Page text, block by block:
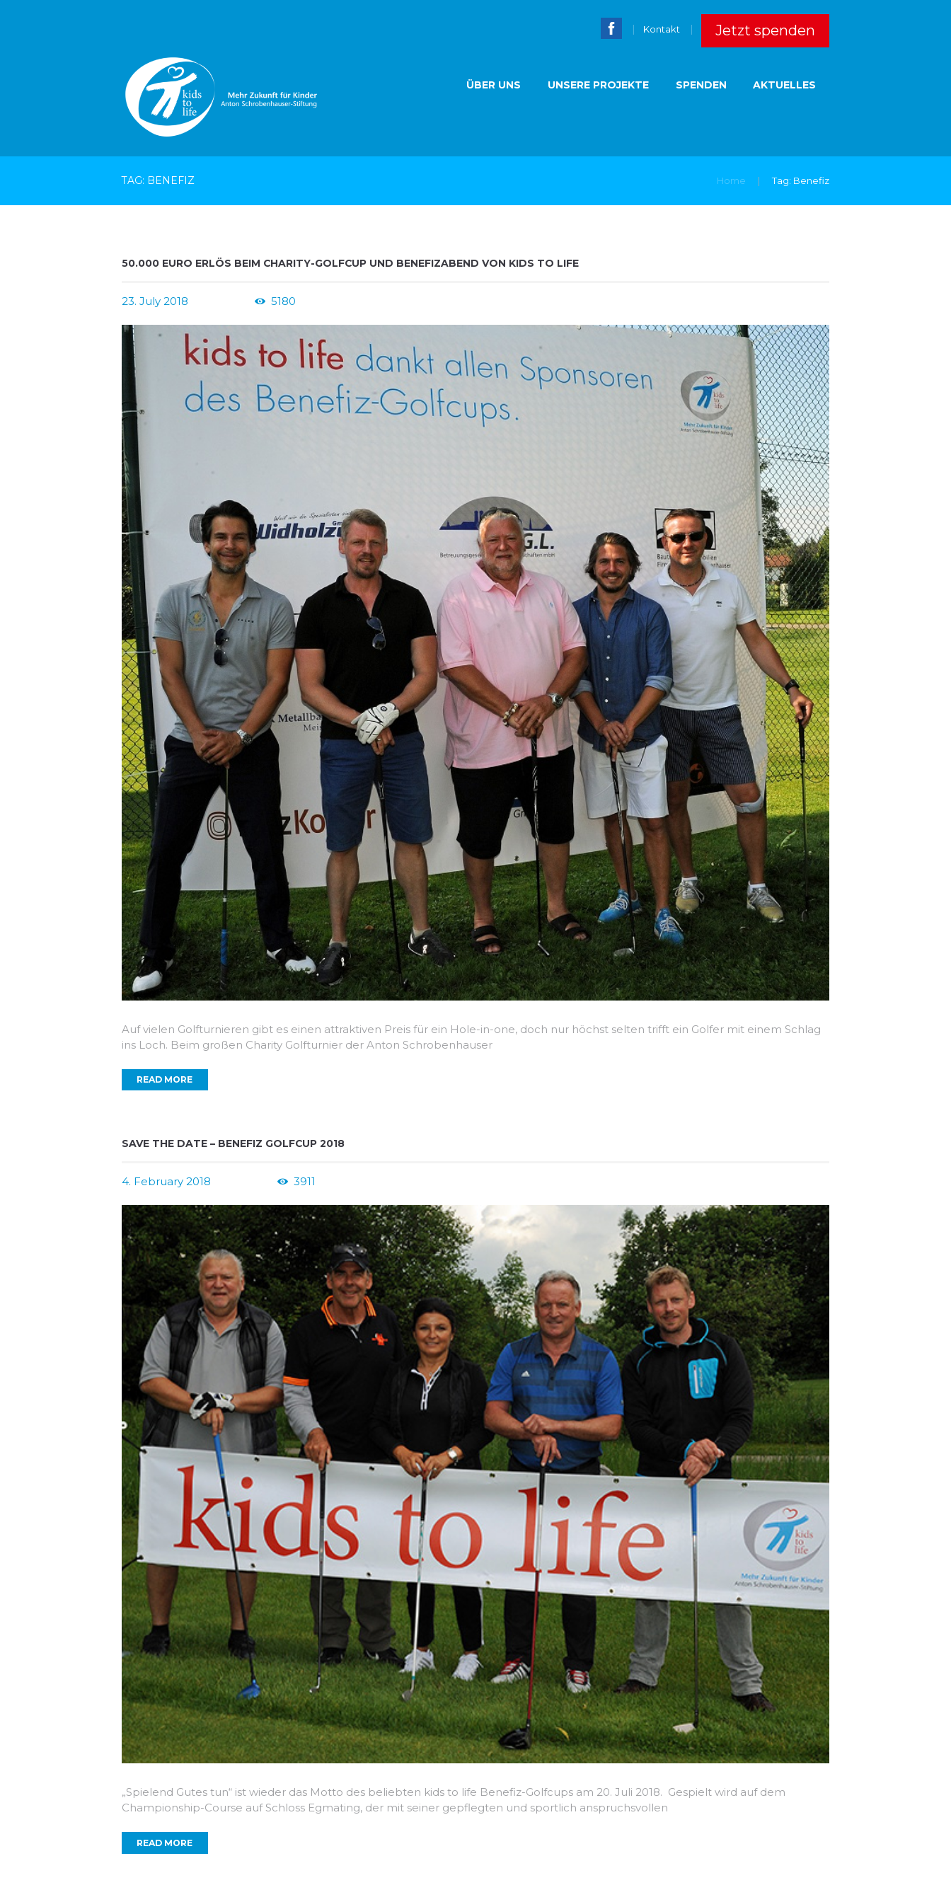
Kontakt Jetzt spenden
ÜBER UNS UNSERE PROJEKTE SPENDEN AKTUELLES
TAG: BENEFIZ Home Tag: Benefiz
50.000 EURO ERLÖS BEIM CHARITY-GOLFCUP UND BENEFIZABEND VON KIDS TO LIFE
23. July 2018 5180
Auf vielen Golfturnieren gibt es einen attraktiven Preis für ein Hole-in-one, doch nur höchst selten trifft ein Golfer mit einem Schlag
ins Loch. Beim großen Charity Golfturnier der Anton Schrobenhauser
READ MORE
SAVE THE DATE – BENEFIZ GOLFCUP 2018
4. February 2018 3911
„Spielend Gutes tun“ ist wieder das Motto des beliebten kids to life Benefiz-Golfcups am 20. Juli 2018. Gespielt wird auf dem
Championship-Course auf Schloss Egmating, der mit seiner gepflegten und sportlich anspruchsvollen
READ MORE